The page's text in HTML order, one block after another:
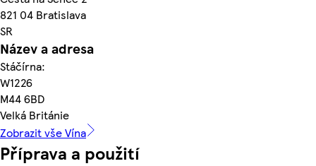
821 04 Bratislava
SR
Název a adresa
Stáčírna:
W1226
M44 6BD
Velká Británie
Zobrazit vše Vína
Příprava a použití